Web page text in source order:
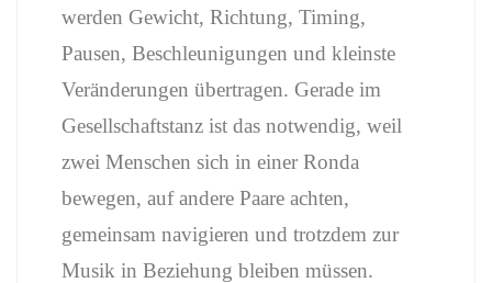
werden Gewicht, Richtung, Timing,
Pausen, Beschleunigungen und kleinste
Veränderungen übertragen. Gerade im
Gesellschaftstanz ist das notwendig, weil
zwei Menschen sich in einer Ronda
bewegen, auf andere Paare achten,
gemeinsam navigieren und trotzdem zur
Musik in Beziehung bleiben müssen.